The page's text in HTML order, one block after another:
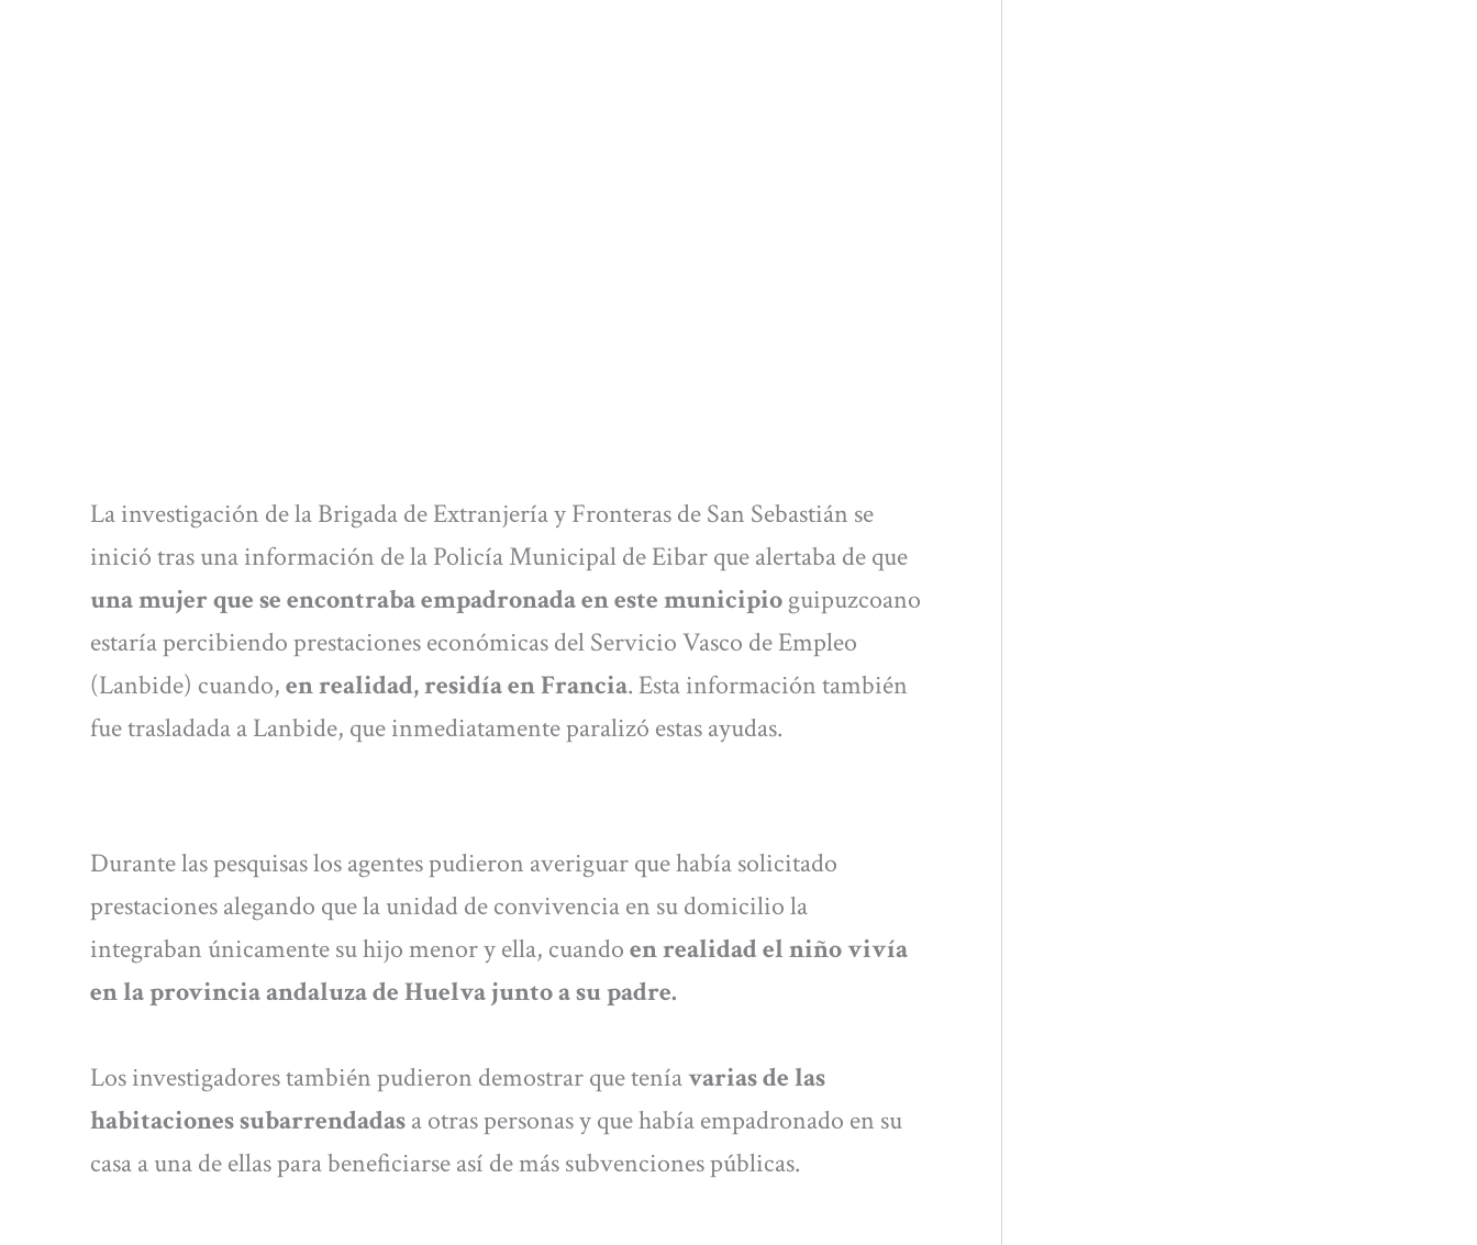
La investigación de la Brigada de Extranjería y Fronteras de San Sebastián se
inició tras una información de la Policía Municipal de Eibar que alertaba de que
una mujer que se encontraba empadronada en este municipioguipuzcoano
estaría percibiendo prestaciones económicas del Servicio Vasco de Empleo
(Lanbide) cuando,en realidad, residía en Francia. Esta información también
fue trasladada a Lanbide, que inmediatamente paralizó estas ayudas.
Durante las pesquisas los agentes pudieron averiguar que había solicitado
prestaciones alegando que la unidad de convivencia en su domicilio la
integraban únicamente su hijo menor y ella, cuandoen realidad el niño vivía
en la provincia andaluza de Huelva junto a su padre.
Los investigadores también pudieron demostrar que teníavarias de las
habitaciones subarrendadasa otras personas y que había empadronado en su
casa a una de ellas para beneficiarse así de más subvenciones públicas.